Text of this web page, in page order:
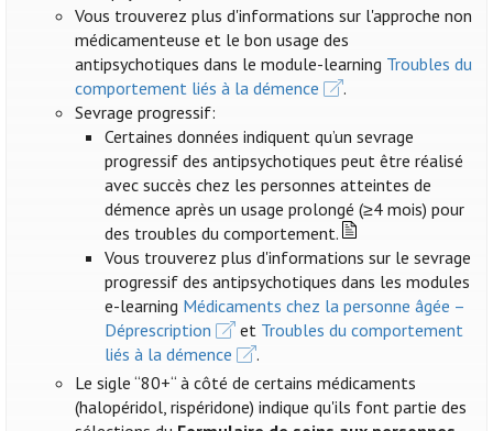
Vous trouverez plus d'informations sur l'approche non
médicamenteuse et le bon usage des
antipsychotiques dans le module-learning Troubles du
comportement liés à la démence
.
Sevrage progressif:
Certaines données indiquent qu’un sevrage
progressif des antipsychotiques peut être réalisé
avec succès chez les personnes atteintes de
démence après un usage prolongé (≥4 mois) pour
des troubles du comportement.
Vous trouverez plus d'informations sur le sevrage
progressif des antipsychotiques dans les modules
e-learning Médicaments chez la personne âgée –
Déprescription
et Troubles du comportement
liés à la démence
.
Le sigle “80+“ à côté de certains médicaments
(halopéridol, rispéridone) indique qu'ils font partie des